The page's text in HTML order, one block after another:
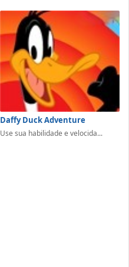
Daffy Duck Adventure
Use sua habilidade e velocida...